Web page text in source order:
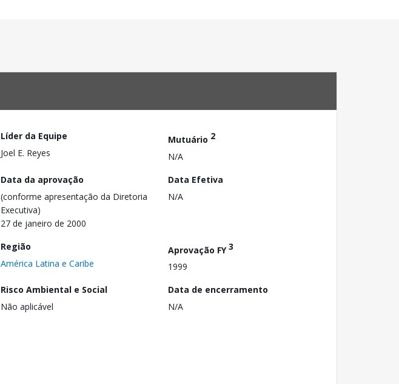
Líder da Equipe
Joel E. Reyes
Mutuário 2
N/A
Data da aprovação
(conforme apresentação da Diretoria
Executiva)
27 de janeiro de 2000
Data Efetiva
N/A
Região
América Latina e Caribe
Aprovação FY3
1999
Risco Ambiental e Social
Não aplicável
Data de encerramento
N/A